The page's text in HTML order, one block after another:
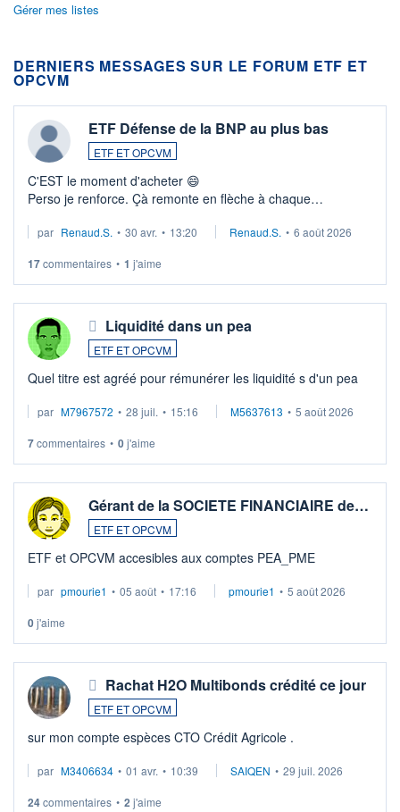
Gérer mes listes
DERNIERS MESSAGES SUR LE FORUM ETF ET
OPCVM
ETF Défense de la BNP au plus bas
ETF ET OPCVM
C'EST le moment d'acheter 😄​
Perso je renforce. Çà remonte en flèche à chaque
Investissement long terme tip top pour sa retraite.
par Renaud.S. • 30 avr. • 13:20 Renaud.S. • 6 août 2026
17commentaires • 1 j'aime
Liquidité dans un pea
ETF ET OPCVM
Quel titre est agréé pour rémunérer les liquidité s d'un pea
par M7967572 • 28 juil. • 15:16 M5637613 • 5 août 2026
7commentaires • 0j'aime
Gérant de la SOCIETE FINANCIAIRE de…
ETF ET OPCVM
ETF et OPCVM accesibles aux comptes PEA_PME
par pmourie1 • 05 août • 17:16 pmourie1 • 5 août 2026
0j'aime
Rachat H2O Multibonds crédité ce jour
ETF ET OPCVM
sur mon compte espèces CTO Crédit Agricole .
par M3406634 • 01 avr. • 10:39 SAIQEN • 29 juil. 2026
24commentaires • 2 j'aime